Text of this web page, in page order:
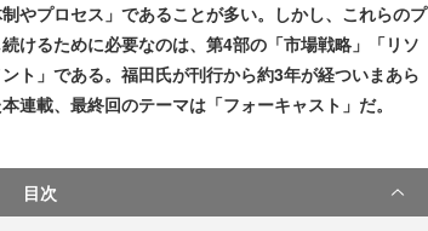
やプロセス」であることが多い。しかし、これらのプ
けるために必要なのは、第4部の「市場戦略」「リソ
ト」である。福田氏が刊行から約3年が経ついまあら
連載、最終回のテーマは「フォーキャスト」だ。
目次